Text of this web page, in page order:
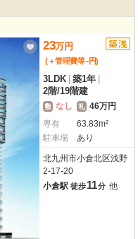
23万円
(＋管理費等-円)
3LDK 築1年
2階/19階建
敷 なし 礼 46万円
専有
63.83m²
駐車場
あり
北九州市小倉北区浅野
2-17-20
小倉駅 徒歩11分 他